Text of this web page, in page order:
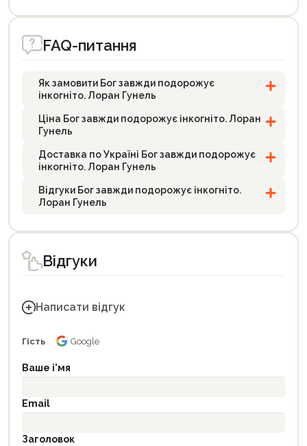
FAQ-питання
Як замовити Бог завжди подорожує
інкогніто. Лоран Гунель
Ціна Бог завжди подорожує інкогніто. Лоран
Гунель
Доставка по Україні Бог завжди подорожує
інкогніто. Лоран Гунель
Відгуки Бог завжди подорожує інкогніто.
Лоран Гунель
Відгуки
Написати відгук
Гість Google
Ваше і'мя
Email
Заголовок